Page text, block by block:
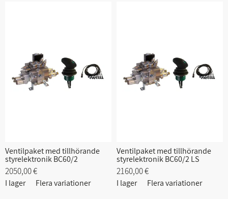
Ventilpaket med tillhörande
styrelektronik BC60/2
2050,00 €
I lager Flera variationer
Ventilpaket med tillhörande
styrelektronik BC60/2 LS
2160,00 €
I lager Flera variationer